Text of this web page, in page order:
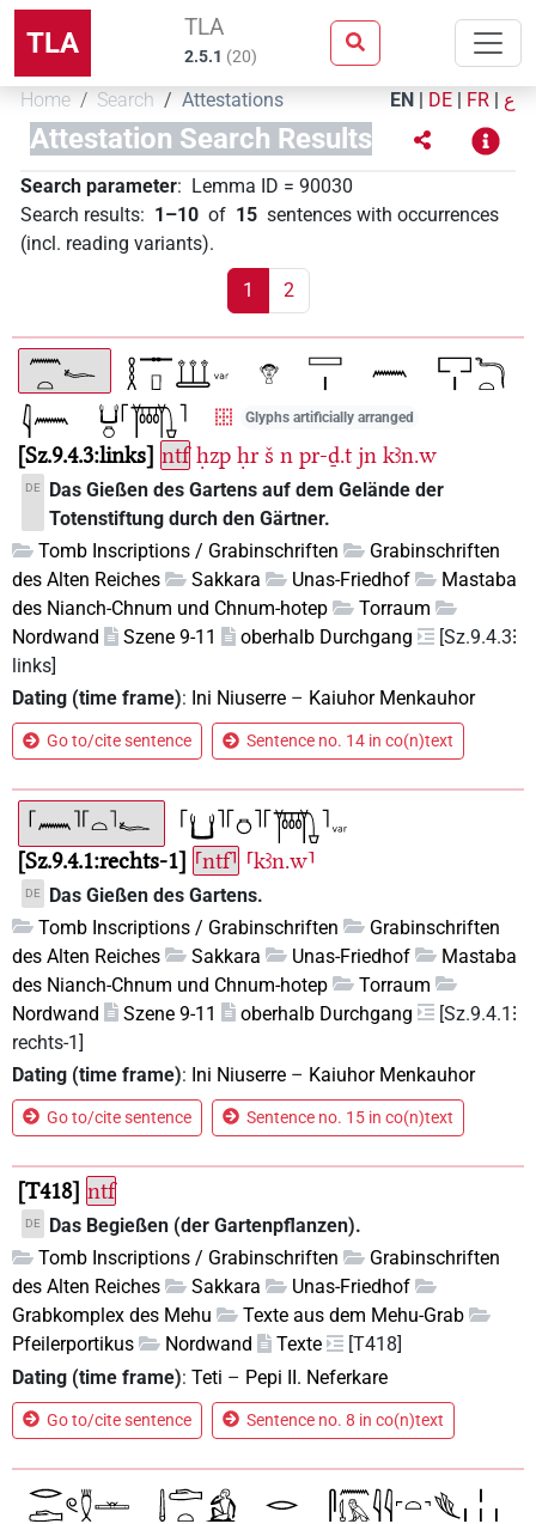
TLA TLA
2.5.1 (20)
Home Search Attestations EN | DE | FR | ع
Attestation Search Results
Search parameter: Lemma ID = 90030
Search results: 1–10 of 15 sentences with occurrences
(incl. reading variants).
1 2
Glyphs artificially arranged
Sz.9.4.3:links ntf ḥzp ḥr š n pr-ḏ.t jn kꜣn.w
DE
Das Gießen des Gartens auf dem Gelände der
Totenstiftung durch den Gärtner.
Tomb Inscriptions / Grabinschriften
Grabinschriften
des Alten Reiches
Sakkara Unas-Friedhof
Mastaba
des Nianch-Chnum und Chnum-hotep
Torraum
Nordwand
Szene 9-11 oberhalb Durchgang
[Sz.9.4.3⁝
links]
Dating (time frame): Ini Niuserre – Kaiuhor Menkauhor
Go to/cite sentence Sentence no. 14 in co(n)text
Sz.9.4.1:rechts-1 ⸢ntf⸣ ⸢kꜣn.w⸣
DE
Das Gießen des Gartens.
Tomb Inscriptions / Grabinschriften
Grabinschriften
des Alten Reiches
Sakkara Unas-Friedhof
Mastaba
des Nianch-Chnum und Chnum-hotep
Torraum
Nordwand
Szene 9-11 oberhalb Durchgang
[Sz.9.4.1⁝
rechts-1]
Dating (time frame): Ini Niuserre – Kaiuhor Menkauhor
Go to/cite sentence Sentence no. 15 in co(n)text
T418 ntf
DE
Das Begießen (der Gartenpflanzen).
Tomb Inscriptions / Grabinschriften
Grabinschriften
des Alten Reiches
Sakkara
Unas-Friedhof
Grabkomplex des Mehu
Texte aus dem Mehu-Grab
Pfeilerportikus
Nordwand Texte
[T418]
Dating (time frame): Teti – Pepi II. Neferkare
Go to/cite sentence Sentence no. 8 in co(n)text